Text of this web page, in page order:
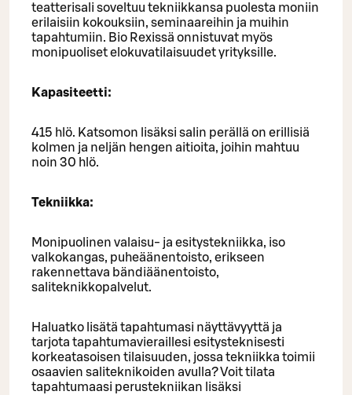
teatterisali soveltuu tekniikkansa puolesta moniin
erilaisiin kokouksiin, seminaareihin ja muihin
tapahtumiin. Bio Rexissä onnistuvat myös
monipuoliset elokuvatilaisuudet yrityksille.
Kapasiteetti:
415 hlö. Katsomon lisäksi salin perällä on erillisiä
kolmen ja neljän hengen aitioita, joihin mahtuu
noin 30 hlö.
Tekniikka:
Monipuolinen valaisu- ja esitystekniikka, iso
valkokangas, puheäänentoisto, erikseen
rakennettava bändiäänentoisto,
saliteknikkopalvelut.
Haluatko lisätä tapahtumasi näyttävyyttä ja
tarjota tapahtumavieraillesi esitysteknisesti
korkeatasoisen tilaisuuden, jossa tekniikka toimii
osaavien saliteknikoiden avulla? Voit tilata
tapahtumaasi perustekniikan lisäksi